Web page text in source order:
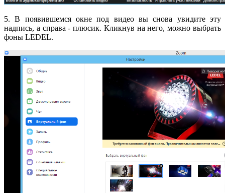
5. В появившемся окне под видео вы снова увидите эту
надпись, а справа - плюсик. Кликнув на него, можно выбрать
фоны LEDEL.